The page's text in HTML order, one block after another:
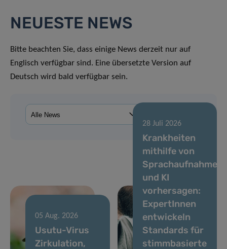
NEUESTE NEWS
Bitte beachten Sie, dass einige News derzeit nur auf
Englisch verfügbar sind. Eine übersetzte Version auf
Deutsch wird bald verfügbar sein.
05 Aug. 2026
Usutu-Virus
Zirkulation,
28 Juli 2026
Krankheiten
mithilfe von
Sprachaufnahmen
und KI
vorhersagen:
ExpertInnen
entwickeln
Standards für
stimmbasierte